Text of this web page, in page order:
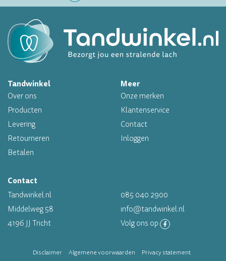
Op werkdagen voor 16.00 uur besteld, morgen in huis
Professioneel assortiment
Altijd op voorraad
Tandwinkel
Over ons
Producten
Levering
Retourneren
Betalen
Meer
Onze merken
Klantenservice
Contact
Inloggen
Contact
Tandwinkel.nl
Middelweg 58
4196 JJ Tricht
085 040 2900
info@tandwinkel.nl
Volg ons op
Disclaimer Algemene voorwaarden Privacy statement